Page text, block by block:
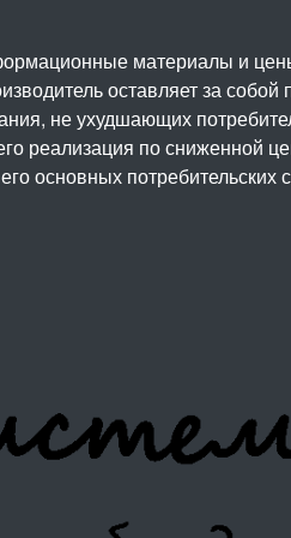
материалы и
оставляет за собой
не ухудшающих
реализация по сниженной
основных потребительских